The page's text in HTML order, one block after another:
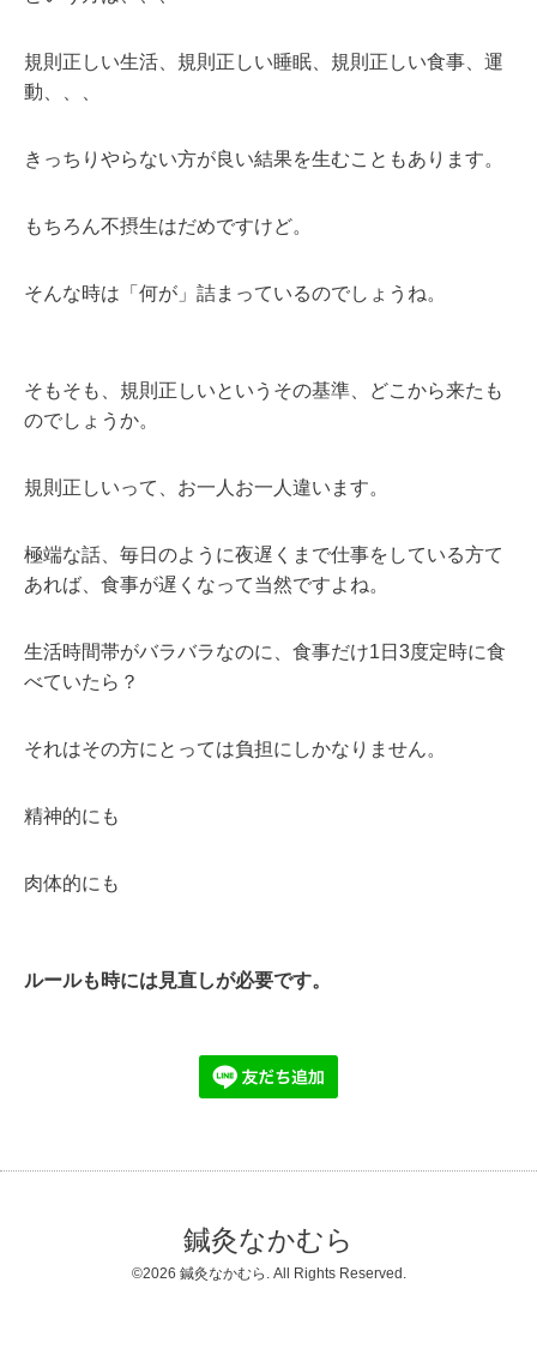
規則正しい生活、規則正しい睡眠、規則正しい食事、運
動、、、
きっちりやらない方が良い結果を生むこともあります。
もちろん不摂生はだめですけど。
そんな時は「何が」詰まっているのでしょうね。
そもそも、規則正しいというその基準、どこから来たも
のでしょうか。
規則正しいって、お一人お一人違います。
極端な話、毎日のように夜遅くまで仕事をしている方て
あれば、食事が遅くなって当然ですよね。
生活時間帯がバラバラなのに、食事だけ1日3度定時に食
べていたら？
それはその方にとっては負担にしかなりません。
精神的にも
肉体的にも
ルールも時には見直しが必要です。
鍼灸なかむら
©2026 鍼灸なかむら . All Rights Reserved.